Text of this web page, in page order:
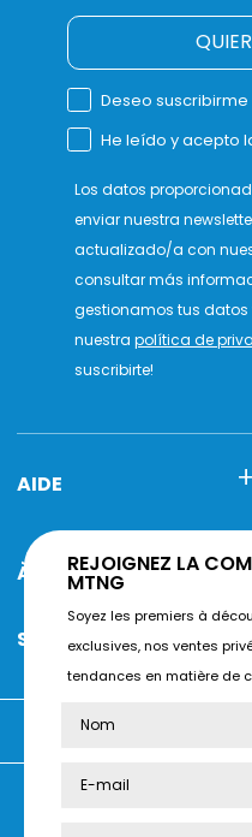
Deseo
He leído y acepto
Los datos
enviar nuestra
actualizado/a con
consultar más
gestionamos tus datos
nuestra política de
suscribirte!
AIDE
À PROPOS DE MTNG
SERVICE CLIENT
REJOIGNEZ LA
MTNG
Soyez les premiers à
exclusives, nos ventes
tendances en matière de